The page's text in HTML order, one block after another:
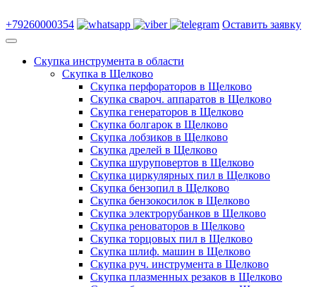
+79260000354 Оставить заявку
Скупка инструмента в области
Скупка в Щелково
Скупка перфораторов в Щелково
Скупка свароч. аппаратов в Щелково
Скупка генераторов в Щелково
Скупка болгарок в Щелково
Скупка лобзиков в Щелково
Скупка дрелей в Щелково
Скупка шуруповертов в Щелково
Скупка циркулярных пил в Щелково
Скупка бензопил в Щелково
Скупка бензокосилок в Щелково
Скупка электрорубанков в Щелково
Скупка реноваторов в Щелково
Скупка торцовых пил в Щелково
Скупка шлиф. машин в Щелково
Скупка руч. инструмента в Щелково
Скупка плазменных резаков в Щелково